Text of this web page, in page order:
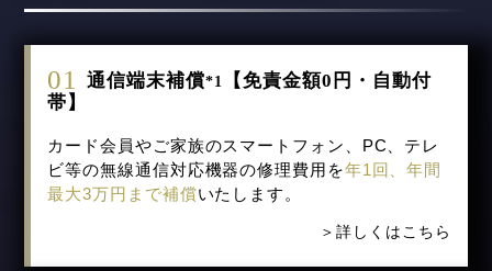
01 通信端末補償*1
【免責金額0円・自動付
帯】
カード会員やご家族のスマートフォン、PC、テレ
ビ等の無線通信対応機器の修理費用を年1回、年間
最大3万円まで補償いたします。
＞詳しくはこちら